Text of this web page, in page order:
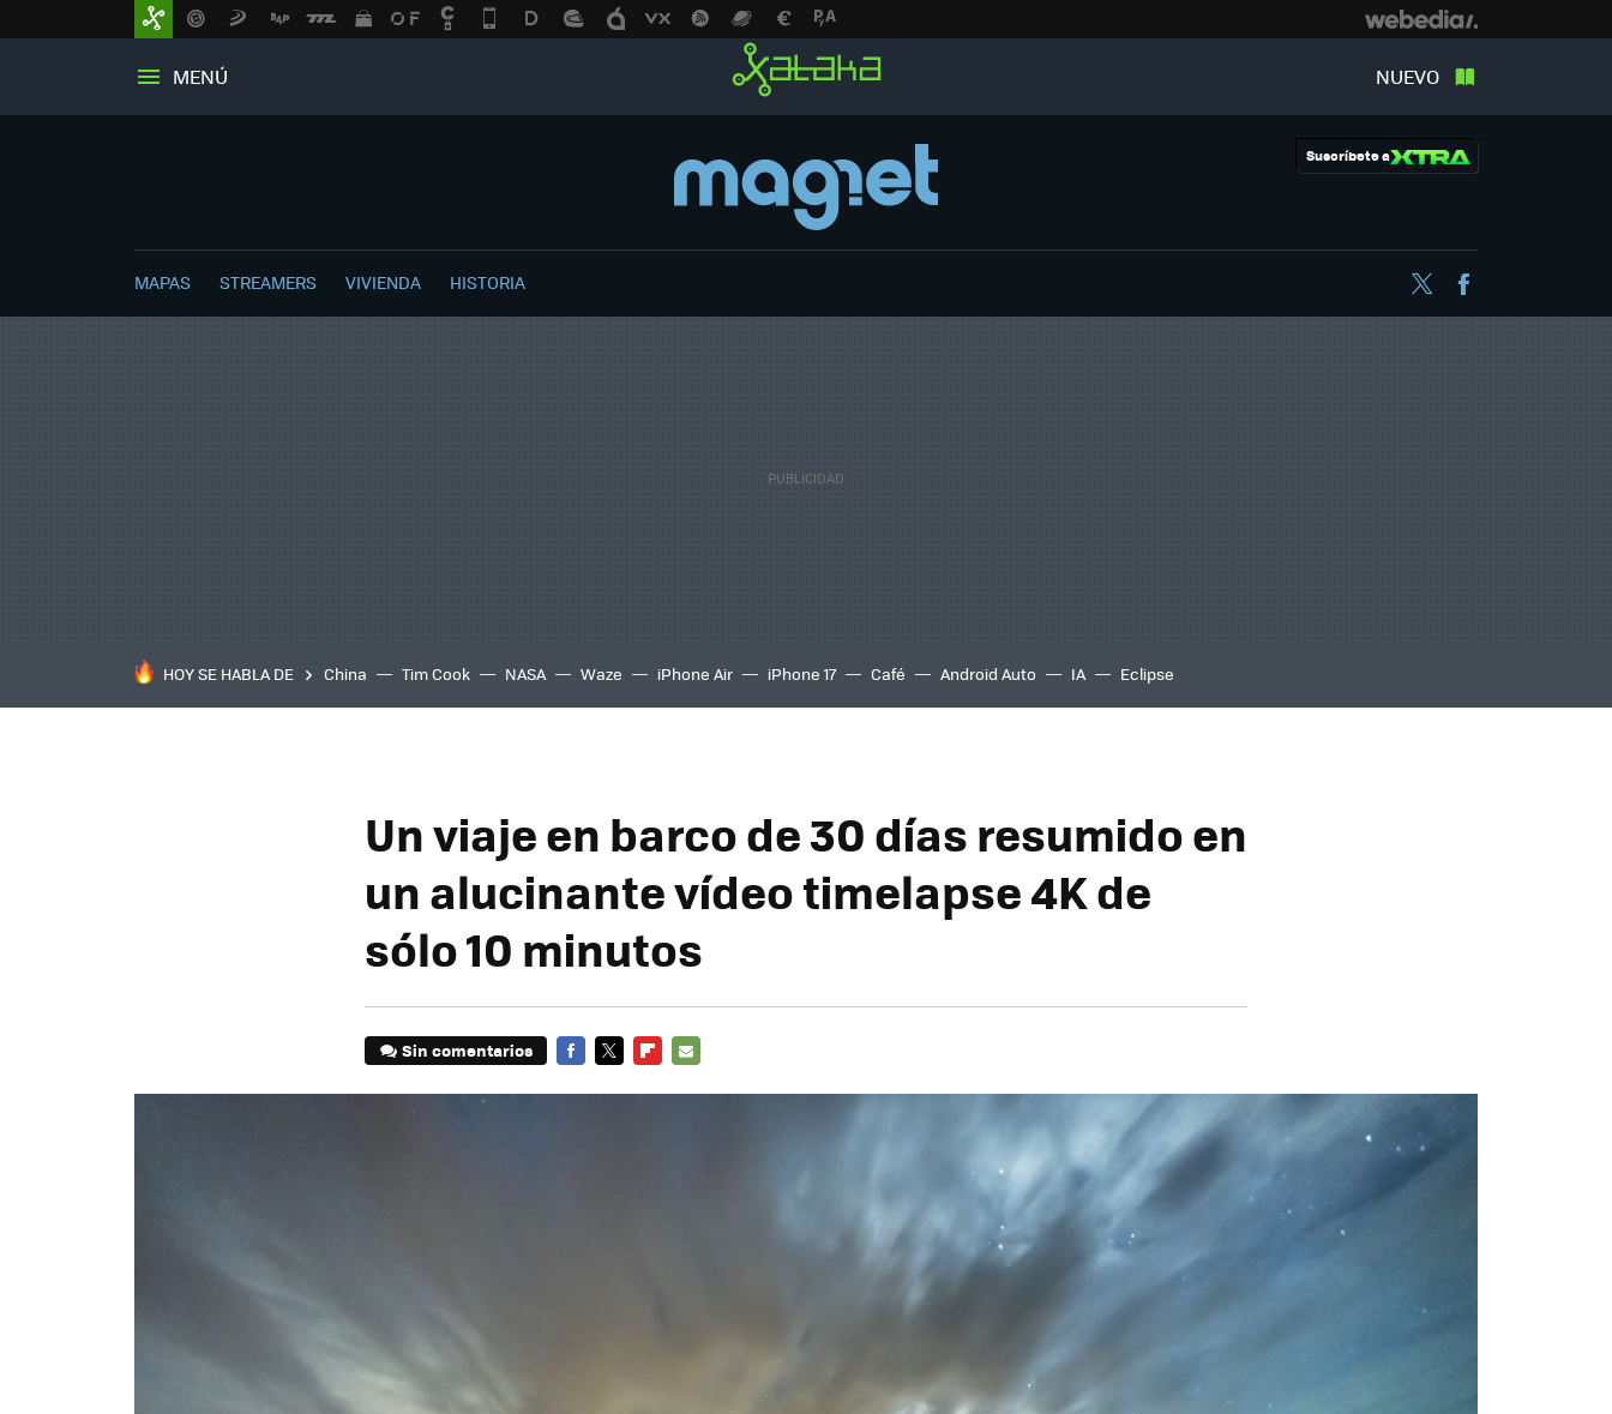
MENÚ NUEVO
Suscríbete a
MAPAS STREAMERS VIVIENDA HISTORIA Twitter
HOY SE HABLA DE China Tim Cook NASA Waze iPhone Air iPhone 17 Café Android Auto IA Eclipse
Un viaje en barco de 30 días resumido en
un alucinante vídeo timelapse 4K de
sólo 10 minutos
Sin comentarios